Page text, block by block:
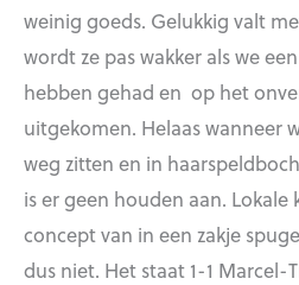
weinig goeds. Gelukkig valt
wordt ze pas wakker als we
hebben gehad en op het
uitgekomen. Helaas wanneer
weg zitten en in
is er geen houden aan.
concept van in een zakje
dus niet. Het staat 1-1 Marcel-